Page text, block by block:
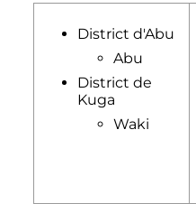
District d'Abu
Abu
District de
Kuga
Waki